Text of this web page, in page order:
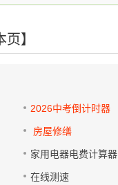
】
2026中考倒计时器
房屋修缮
家用电器电费计算器
在线测速